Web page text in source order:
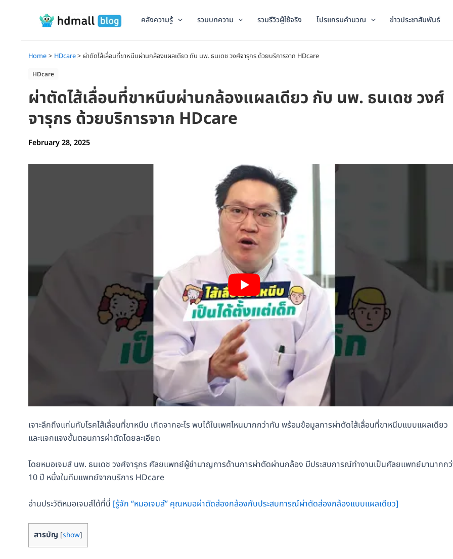
คลังความรู้ รวมบทความ รวมรีวิวผู้ใช้จริง โปรแกรมคำนวณ ข่าวประชาสัมพันธ์
Home HDcare ผ่าตัดไส้เลื่อนที่ขาหนีบผ่านกล้องแผลเดียว กับ นพ. ธนเดช วงศ์จารุกร ด้วยบริการจาก HDcare
HDcare
ผ่าตัดไส้เลื่อนที่ขาหนีบผ่านกล้องแผลเดียว กับ นพ. ธนเดช วงศ์
จารุกร ด้วยบริการจาก HDcare
February 28, 2025
เจาะลึกถึงแก่นกับโรคไส้เลื่อนที่ขาหนีบ เกิดจากอะไร พบได้ในเพศไหนมากกว่ากัน พร้อมข้อมูลการผ่าตัดไส้เลื่อนที่ขาหนีบแบบแผลเดียว
และแจกแจงขั้นตอนการผ่าตัดโดยละเอียด
โดยหมอเจมส์ นพ. ธนเดช วงศ์จารุกร ศัลยแพทย์ผู้ชำนาญการด้านการผ่าตัดผ่านกล้อง มีประสบการณ์ทำงานเป็นศัลยแพทย์มามากกว่
10 ปี หนึ่งในทีมแพทย์จากบริการ HDcare
อ่านประวัติหมอเจมส์ได้ที่นี่ [รู้จัก “หมอเจมส์” คุณหมอผ่าตัดส่องกล้องกับประสบการณ์ผ่าตัดส่องกล้องแบบแผลเดียว]
สารบัญ [show]